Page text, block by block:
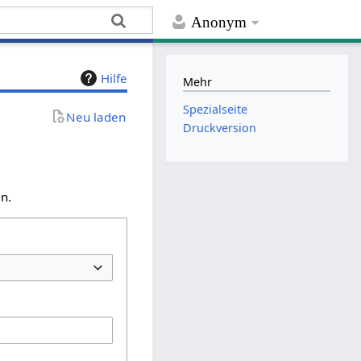
Anonym
Hilfe
Neu laden
Mehr
Spezialseite
Druckversion